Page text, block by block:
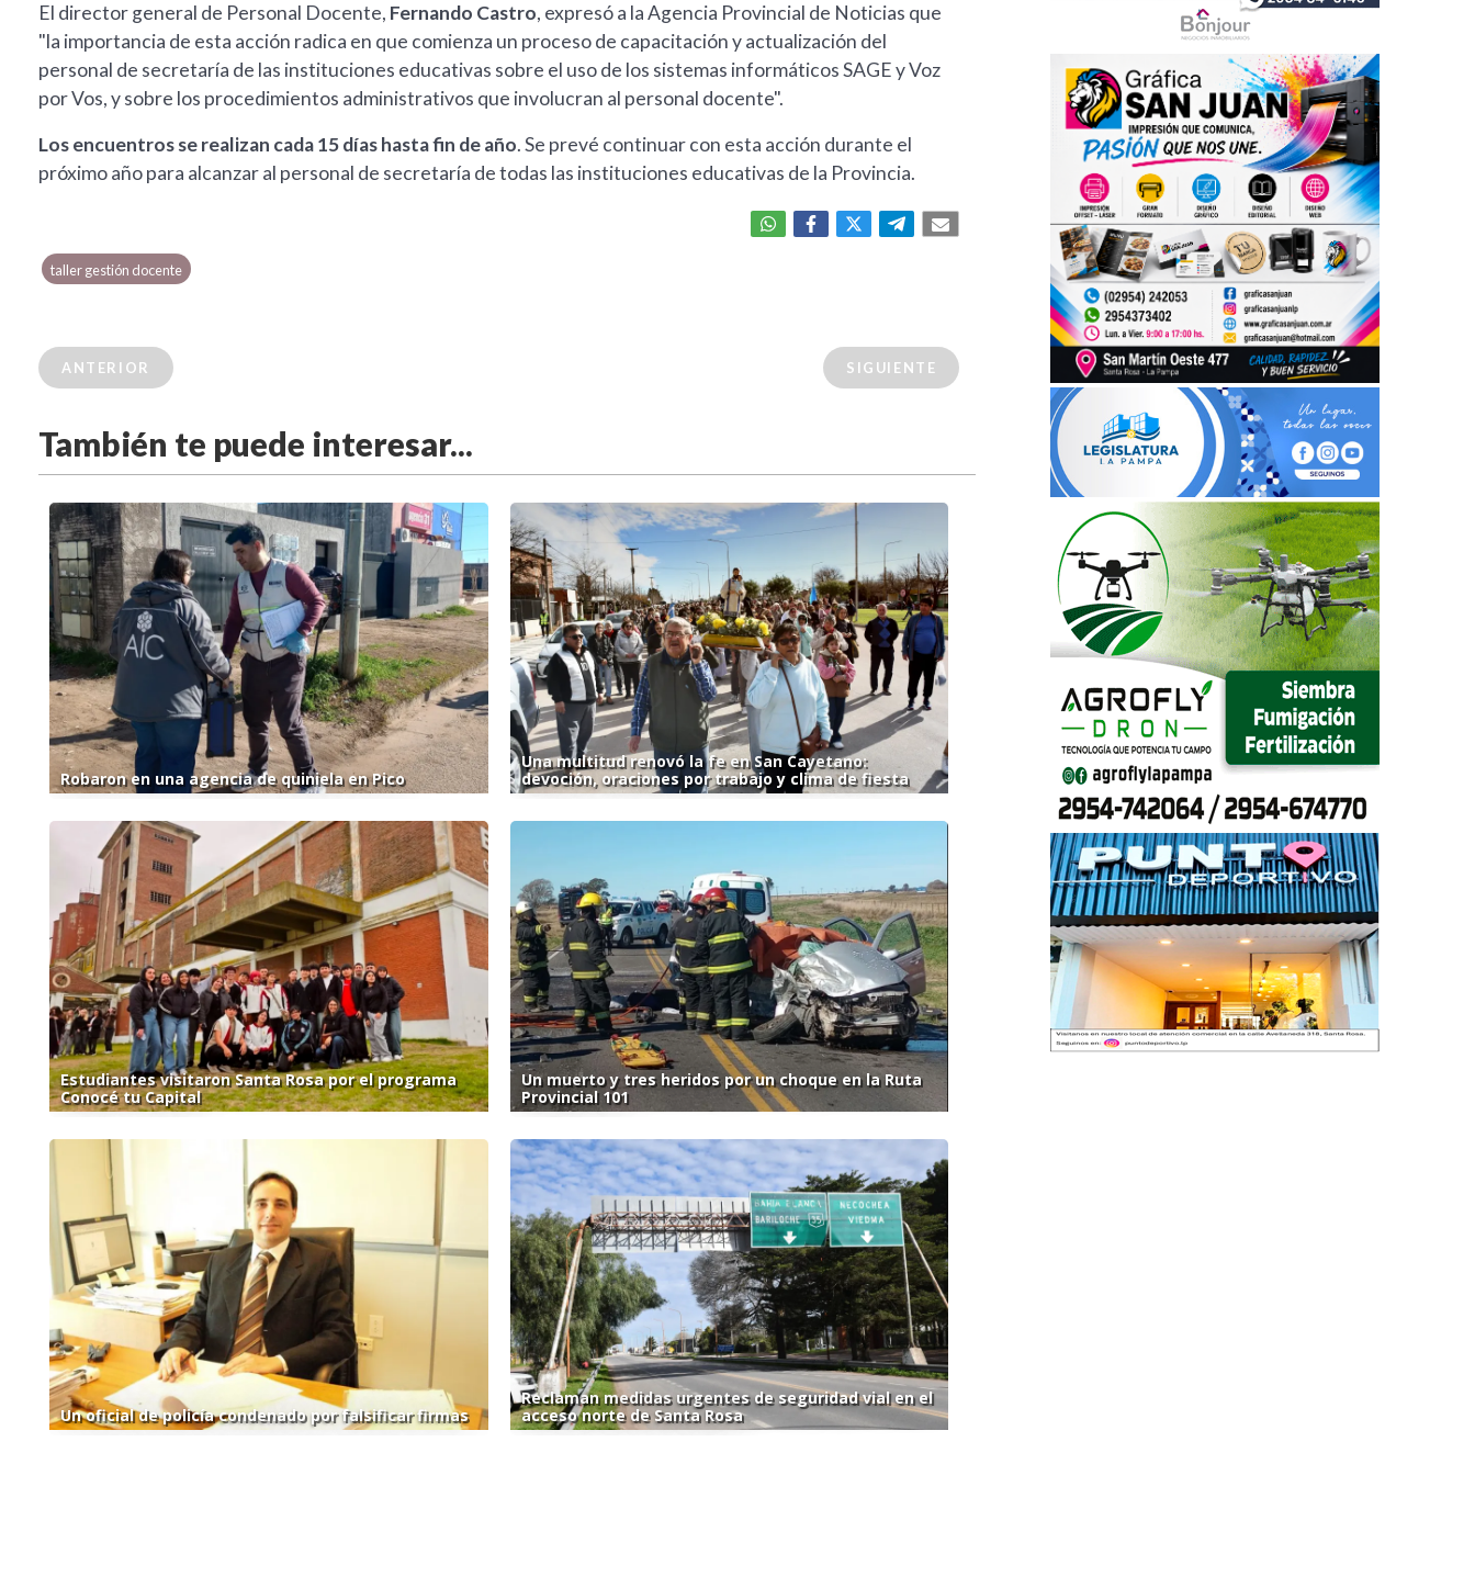
El director general de Personal Docente, Fernando Castro, expresó a la Agencia Provincial de Noticias que
"la importancia de esta acción radica en que comienza un proceso de capacitación y actualización del
personal de secretaría de las instituciones educativas sobre el uso de los sistemas informáticos SAGE y Voz
por Vos, y sobre los procedimientos administrativos que involucran al personal docente".
Los encuentros se realizan cada 15 días hasta fin de año. Se prevé continuar con esta acción durante el
próximo año para alcanzar al personal de secretaría de todas las instituciones educativas de la Provincia.
taller gestión docente
ANTERIOR SIGUIENTE
También te puede interesar...
Robaron en una agencia de quiniela en Pico
Una multitud renovó la fe en San Cayetano:
devoción, oraciones por trabajo y clima de fiesta
Estudiantes visitaron Santa Rosa por el programa
Conocé tu Capital
Un muerto y tres heridos por un choque en la Ruta
Provincial 101
Un oficial de policía condenado por falsificar firmas
Reclaman medidas urgentes de seguridad vial en el
acceso norte de Santa Rosa